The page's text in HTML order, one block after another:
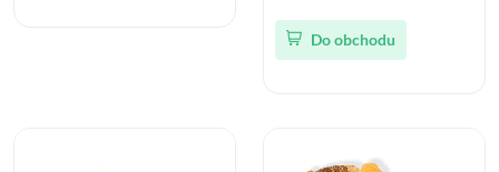
Do obchodu